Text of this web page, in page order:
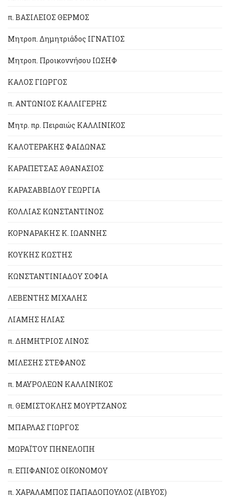
π. ΒΑΣΙΛΕΙΟΣ ΘΕΡΜΟΣ
Μητροπ. Δημητριάδος ΙΓΝΑΤΙΟΣ
Μητροπ. Προικοννήσου ΙΩΣΗΦ
ΚΑΛΟΣ ΓΙΩΡΓΟΣ
π. ΑΝΤΩΝΙΟΣ ΚΑΛΛΙΓΕΡΗΣ
Μητρ. πρ. Πειραιώς ΚΑΛΛΙΝΙΚΟΣ
ΚΑΛΟΤΕΡΑΚΗΣ ΦΑΙΔΩΝΑΣ
ΚΑΡΑΠΕΤΣΑΣ ΑΘΑΝΑΣΙΟΣ
ΚΑΡΑΣΑΒΒΙΔΟΥ ΓΕΩΡΓΙΑ
ΚΟΛΛΙΑΣ ΚΩΝΣΤΑΝΤΙΝΟΣ
ΚΟΡΝΑΡΑΚΗΣ Κ. ΙΩΑΝΝΗΣ
ΚΟΥΚΗΣ ΚΩΣΤΗΣ
ΚΩΝΣΤΑΝΤΙΝΙΑΔΟΥ ΣΟΦΙΑ
ΛΕΒΕΝΤΗΣ ΜΙΧΑΛΗΣ
ΛΙΑΜΗΣ ΗΛΙΑΣ
π. ΔΗΜΗΤΡΙΟΣ ΛΙΝΟΣ
ΜΙΛΕΣΗΣ ΣΤΕΦΑΝΟΣ
π. ΜΑΥΡΟΛΕΩΝ ΚΑΛΛΙΝΙΚΟΣ
π. ΘΕΜΙΣΤΟΚΛΗΣ ΜΟΥΡΤΖΑΝΟΣ
ΜΠΑΡΛΑΣ ΓΙΩΡΓΟΣ
ΜΩΡΑΪΤΟΥ ΠΗΝΕΛΟΠΗ
π. ΕΠΙΦΑΝΙΟΣ ΟΙΚΟΝΟΜΟΥ
π. ΧΑΡΑΛΑΜΠΟΣ ΠΑΠΑΔΟΠΟΥΛΟΣ (ΛΙΒΥΟΣ)